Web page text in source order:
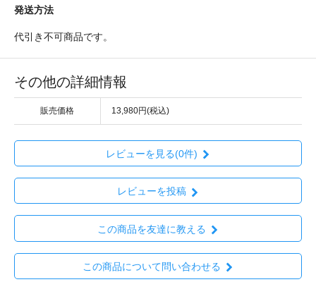
発送方法
代引き不可商品です。
その他の詳細情報
販売価格 13,980円(税込)
レビューを見る(0件)
レビューを投稿
この商品を友達に教える
この商品について問い合わせる